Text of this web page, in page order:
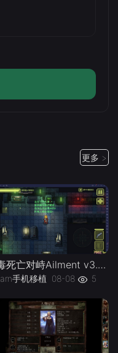
更多 >
病毒死亡对峙Ailment v3.3.5》[完整版]Steam移植
手机移植 08-08 5